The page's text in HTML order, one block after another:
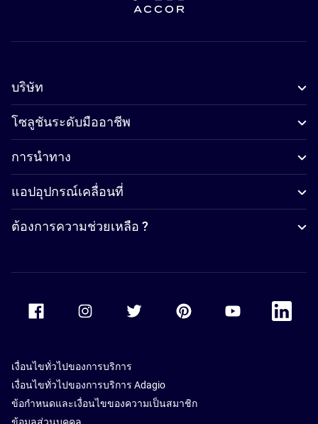
บริษัท
โซลูชันระดับมืออาชีพ
การนำทาง
แอปอุปกรณ์เคลื่อนที่
ต้องการความช่วยเหลือ ?
Accor Youtube
Accor
เงื่อนไขทั่วไปของการบริการ
เงื่อนไขทั่วไปของการบริการ Adagio
ข้อกำหนดและเงื่อนไขของความเป็นสมาชิก
ข้อมูลส่วนบุคคล